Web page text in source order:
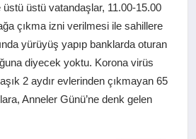
üstü vatandaşlar, 11.00-15.00
çıkma izni verilmesi ile sahillere
yürüyüş yapıp banklarda oturan
diyecek yoktu. Korona virüs
2 aydır evlerinden çıkmayan 65
Anneler Günü’ne denk gelen